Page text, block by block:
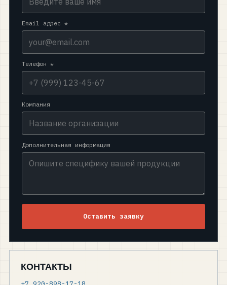
Email адрес *
Телефон *
Компания
Дополнительная информация
Оставить заявку
КОНТАКТЫ